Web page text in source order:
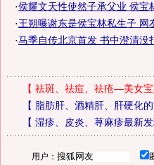
·侯耀文天性使然子承父业 侯宝
·王朔曝谢东是侯宝林私生子 网
·马季自传北京首发 书中澄清没
【 祛斑、祛痘、祛疮—美女宝
【 脂肪肝、酒精肝、肝硬化
【 湿疹、皮炎、荨麻疹最新
用户：